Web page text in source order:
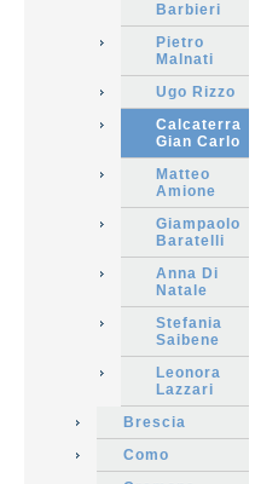
Barbieri
Pietro
Malnati
Ugo Rizzo
Calcaterra
Gian Carlo
Matteo
Amione
Giampaolo
Baratelli
Anna Di
Natale
Stefania
Saibene
Leonora
Lazzari
Brescia
Como